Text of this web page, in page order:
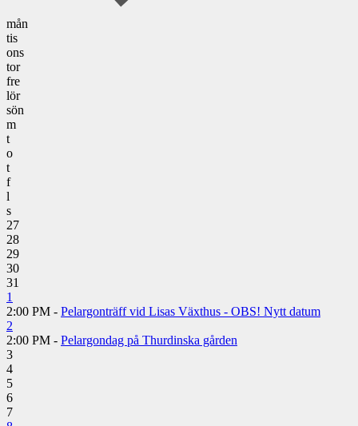
mån
tis
ons
tor
fre
lör
sön
m
t
o
t
f
l
s
27
28
29
30
31
1
2:00 PM - Pelargonträff vid Lisas Växthus - OBS! Nytt datum
2
2:00 PM - Pelargondag på Thurdinska gården
3
4
5
6
7